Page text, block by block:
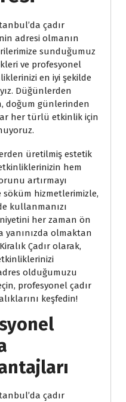
çadır
adresi olmanın
sunduğumuz
ve profesyonel
en iyi şekilde
Düğünlerden
doğum günlerinden
her türlü etkinlik için
üretilmiş estetik
hem
artırmayı
söküm hizmetlerimizle,
kullanmanızı
her zaman ön
yanınızda olmaktan
Çadır olarak,
olduğumuzu
profesyonel çadır
keşfedin!
çadır